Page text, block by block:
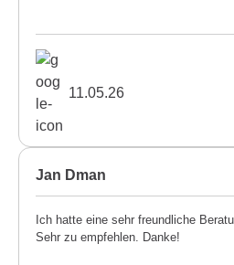
11.05.26
Jan Dman
Ich hatte eine sehr freundliche
Sehr zu empfehlen. Danke!